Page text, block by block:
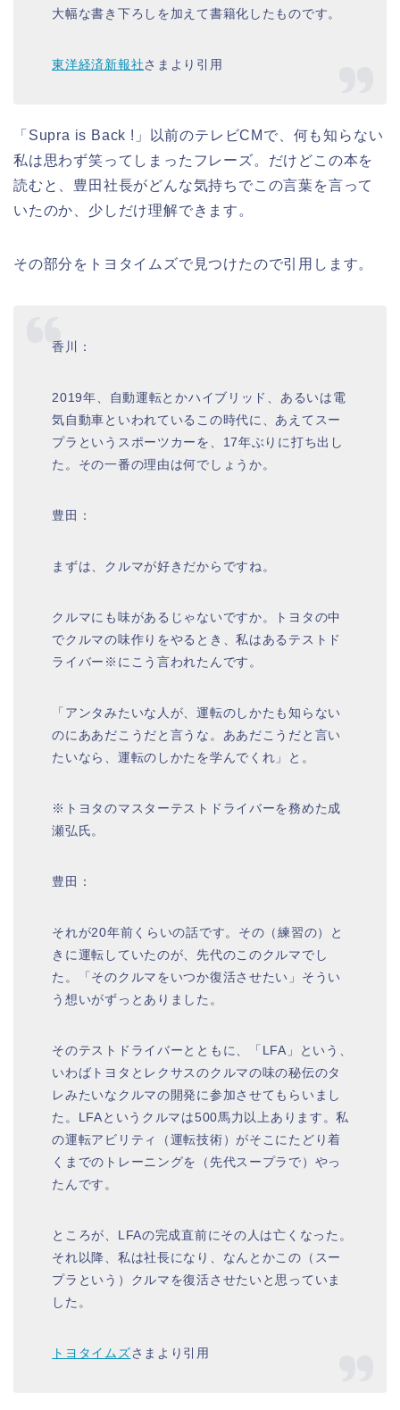
大幅な書き下ろしを加えて書籍化したものです。
東洋経済新報社さまより引用
「Supra is Back !」以前のテレビCMで、何も知らない
私は思わず笑ってしまったフレーズ。だけどこの本を
読むと、豊田社長がどんな気持ちでこの言葉を言って
いたのか、少しだけ理解できます。
その部分をトヨタイムズで見つけたので引用します。
香川：
2019年、自動運転とかハイブリッド、あるいは電
気自動車といわれているこの時代に、あえてスー
プラというスポーツカーを、17年ぶりに打ち出し
た。その一番の理由は何でしょうか。
豊田：
まずは、クルマが好きだからですね。
クルマにも味があるじゃないですか。トヨタの中
でクルマの味作りをやるとき、私はあるテストド
ライバー ※ にこう言われたんです。
「アンタみたいな人が、運転のしかたも知らない
のにああだこうだと言うな。ああだこうだと言い
たいなら、運転のしかたを学んでくれ」と。
※トヨタのマスターテストドライバーを務めた成
瀬弘氏。
豊田：
それが20年前くらいの話です。その（練習の）と
きに運転していたのが、先代のこのクルマでし
た。「そのクルマをいつか復活させたい」そうい
う想いがずっとありました。
そのテストドライバーとともに、「LFA」という、
いわばトヨタとレクサスのクルマの味の秘伝のタ
レみたいなクルマの開発に参加させてもらいまし
た。LFAというクルマは500馬力以上あります。私
の運転アビリティ（運転技術）がそこにたどり着
くまでのトレーニングを（先代スープラで）やっ
たんです。
ところが、LFAの完成直前にその人は亡くなった。
それ以降、私は社長になり、なんとかこの（スー
プラという）クルマを復活させたいと思っていま
した。
トヨタイムズさまより引用